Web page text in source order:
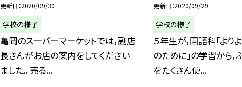
更新日 2020/09/30
学校の様子
亀岡のスーパーマーケットでは，副店
長さんがお店の案内をしてください
ました。 売る...
更新日 2020/09/29
学校の様子
５年生が，国語科「より
のために」の学習から
をたくさん使...